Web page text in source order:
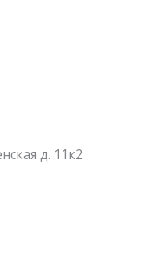
д. 11к2